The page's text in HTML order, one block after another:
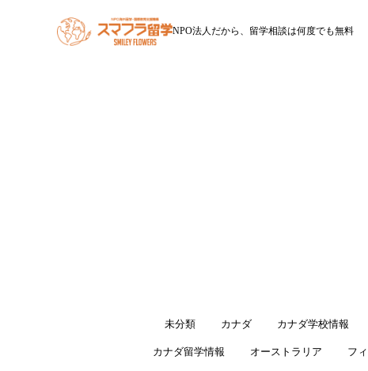
NPO法人だから、留学相談は何度でも無料
未分類 カナダ カナダ学校情報
カナダ留学情報 オーストラリア フ